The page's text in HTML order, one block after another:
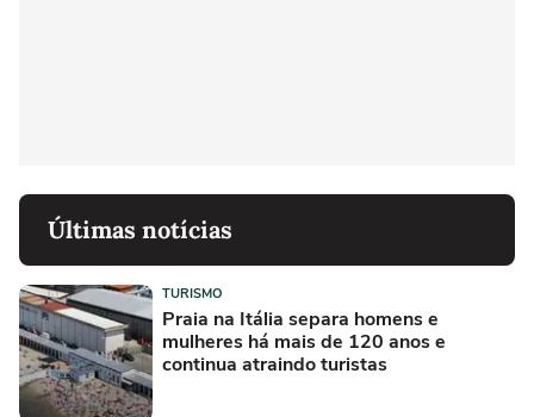
Últimas notícias
TURISMO
Praia na Itália separa homens e
mulheres há mais de 120 anos e
continua atraindo turistas